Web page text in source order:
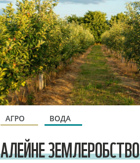
АГРО ВОДА
АЛЕЙНЕ ЗЕМЛЕРОБСТВО